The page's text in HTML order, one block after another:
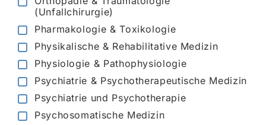
(Unfallchirurgie)
Pharmakologie & Toxikologie
Physikalische & Rehabilitative Medizin
Physiologie & Pathophysiologie
Psychiatrie & Psychotherapeutische Medizin
Psychiatrie und Psychotherapie
Psychosomatische Medizin